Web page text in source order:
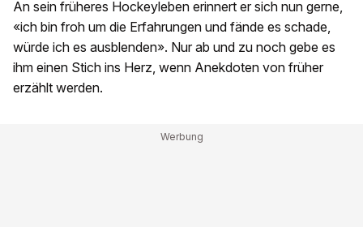
An sein früheres Hockeyleben erinnert er sich nun gerne,
«ich bin froh um die Erfahrungen und fände es schade,
würde ich es ausblenden». Nur ab und zu noch gebe es
ihm einen Stich ins Herz, wenn Anekdoten von früher
erzählt werden.